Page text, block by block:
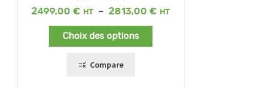
2499,00 € – 2813,00 €
Plage
Choix des options
Compare